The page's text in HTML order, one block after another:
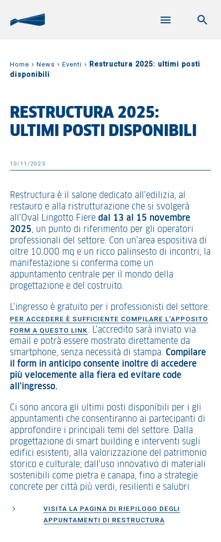
Home › News › Eventi › Restructura 2025: ultimi posti
disponibili
RESTRUCTURA 2025:
ULTIMI POSTI DISPONIBILI
10/11/2025
Restructura è il salone dedicato all’edilizia, al
restauro e alla ristrutturazione che si svolgerà
all’Oval Lingotto Fiere dal
13 al 15 novembre
2025, un punto di riferimento per gli operatori
professionali del settore. Con un’area espositiva di
oltre 10.000 mq e un ricco palinsesto di incontri, la
manifestazione si conferma come un
appuntamento centrale per il mondo della
progettazione e del costruito.
L’ingresso è gratuito per i professionisti del settore:
PER ACCEDERE È SUFFICIENTE COMPILARE L’APPOSITO
FORM A QUESTO LINK. L’accredito sarà inviato via
email e potrà essere mostrato direttamente da
smartphone, senza necessità di stampa. Compilare
il form in anticipo consente inoltre di accedere
più velocemente alla fiera ed evitare code
all’ingresso.
Ci sono ancora gli ultimi posti disponibili per i gli
appuntamenti che consentiranno ai partecipanti di
approfondire i principali temi del settore. Dalla
progettazione di smart building e interventi sugli
edifici esistenti, alla valorizzazione del patrimonio
storico e culturale; dall’uso innovativo di materiali
sostenibili come pietra e canapa, fino a strategie
concrete per città più verdi, resilienti e salubri.
VISITA LA PAGINA DI RIEPILOGO DEGLI
APPUNTAMENTI DI RESTRUCTURA